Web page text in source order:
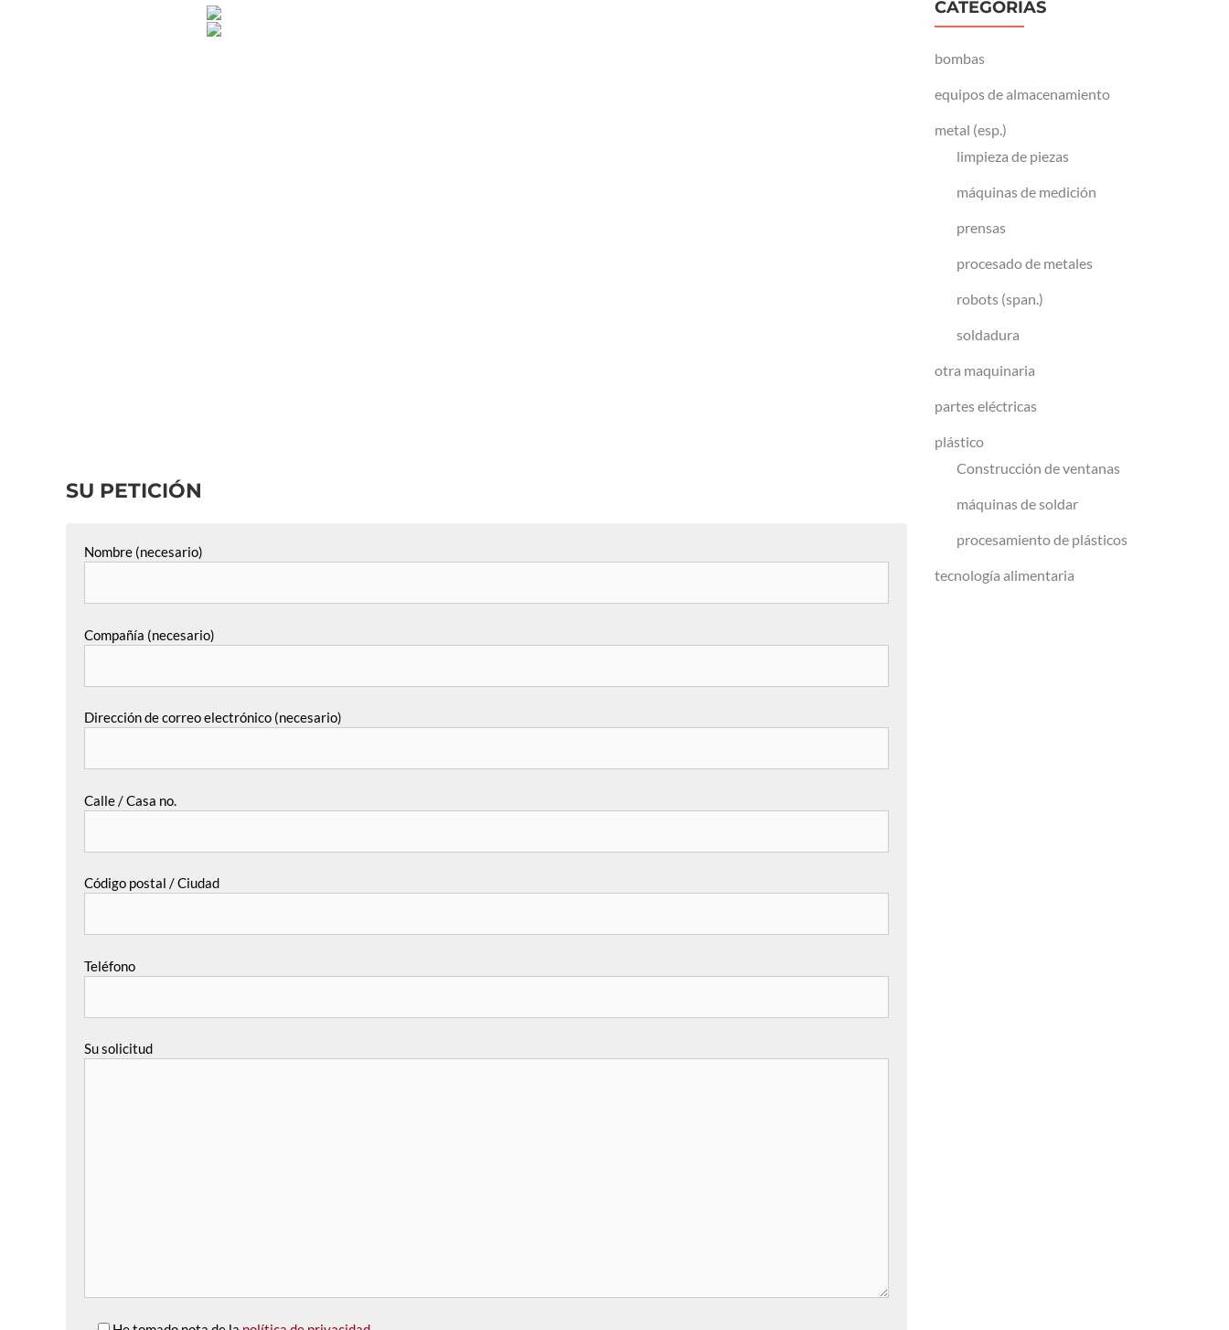
SU PETICIÓN
Nombre (necesario)
Compañía (necesario)
Dirección de correo electrónico (necesario)
Calle / Casa no.
Código postal / Ciudad
Teléfono
Su solicitud
CATEGORÍAS
bombas
equipos de almacenamiento
metal (esp.)
limpieza de piezas
máquinas de medición
prensas
procesado de metales
robots (span.)
soldadura
otra maquinaria
partes eléctricas
plástico
Construcción de ventanas
máquinas de soldar
procesamiento de plásticos
tecnología alimentaria